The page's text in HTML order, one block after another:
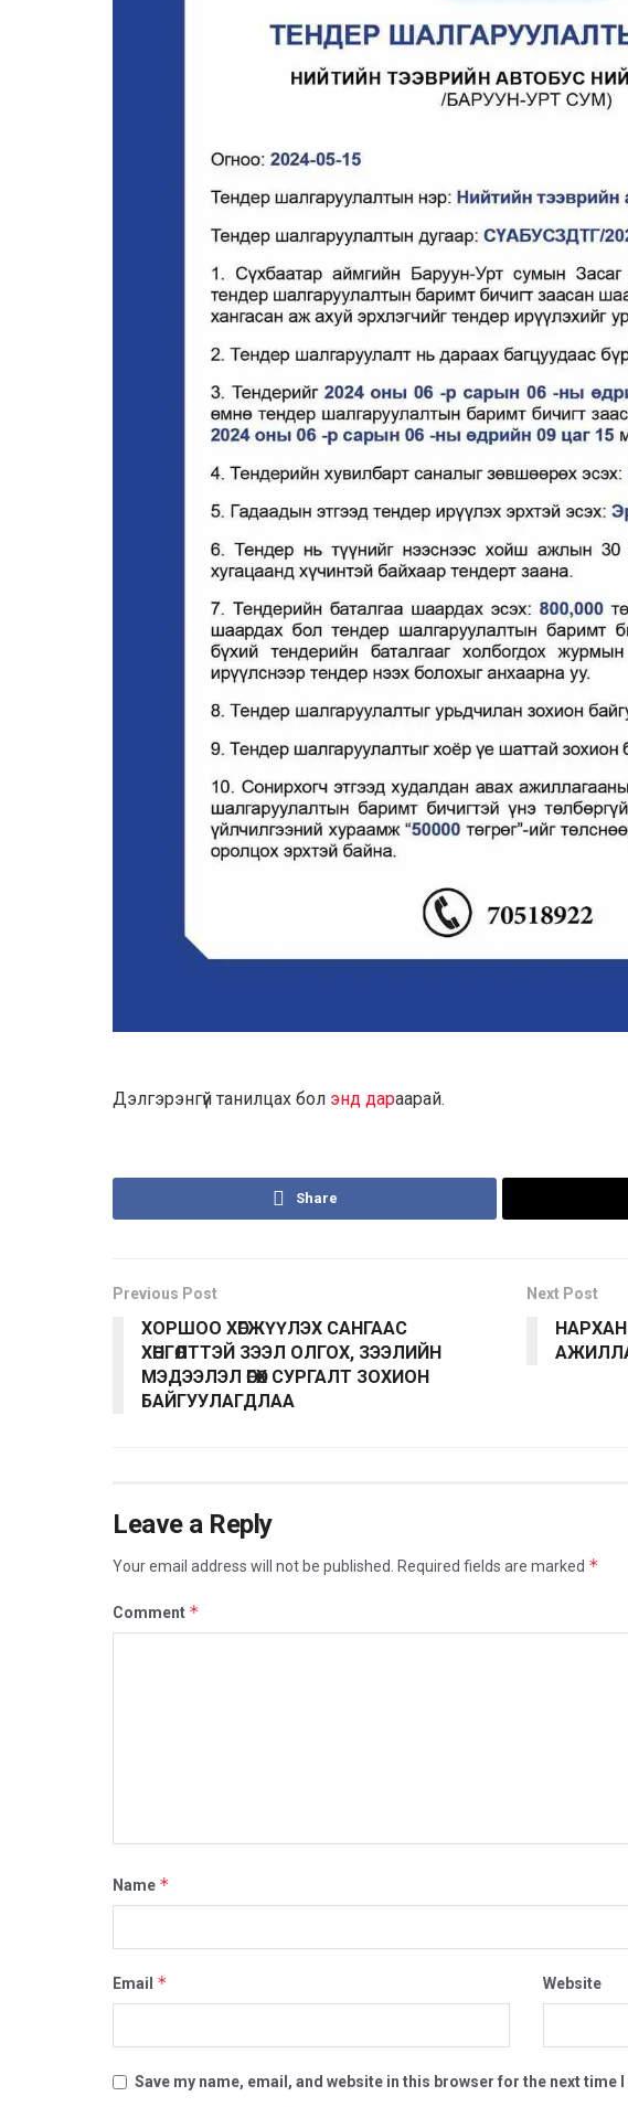
Дэлгэрэнгүй танилцах бол энд дараарай.
Share
Previous Post
ХОРШОО ХӨГЖҮҮЛЭХ САНГААС
ХӨНГӨЛТТЭЙ ЗЭЭЛ ОЛГОХ, ЗЭЭЛИЙН
МЭДЭЭЛЭЛ ӨГӨХ СУРГАЛТ ЗОХИОН
БАЙГУУЛАГДЛАА
Next Post
Leave a Reply
Your email address will not be published. Required fields are marked *
Comment *
Name *
Email * Website
Save my name, email, and website in this browser for the next time